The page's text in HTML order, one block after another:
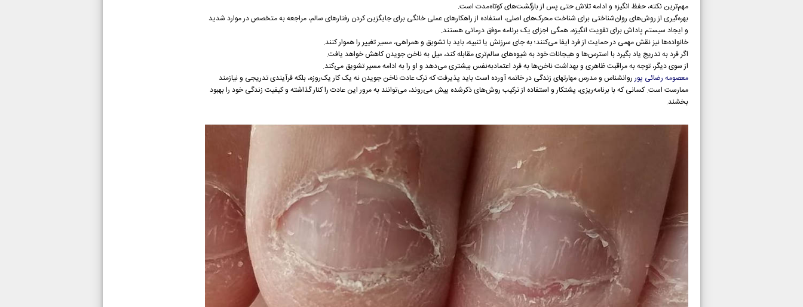
مهم‌ترین نکته، حفظ انگیزه و ادامه تلاش حتی پس از بازگشت‌های کوتاه‌مدت است.
بهره‌گیری از روش‌های روان‌شناختی برای شناخت محرک‌های اصلی، استفاده از راهکارهای عملی خانگی برای جایگزین کردن رفتارهای سالم، مراجعه به متخصص در موارد شدید
و ایجاد سیستم پاداش برای تقویت انگیزه، همگی اجزای یک برنامه موفق درمانی هستند.
خانواده‌ها نیز نقش مهمی در حمایت از فرد ایفا می‌کنند؛ به جای سرزنش یا تنبیه، باید با تشویق و همراهی، مسیر تغییر را هموار کنند.
اگر فرد به تدریج یاد بگیرد با استرس‌ها و هیجانات خود به شیوه‌های سالم‌تری مقابله کند، میل به ناخن جویدن کاهش خواهد یافت.
از سوی دیگر، توجه به مراقبت ظاهری و بهداشت ناخن‌ها به فرد اعتمادبه‌نفس بیشتری می‌دهد و او را به ادامه مسیر تشویق می‌کند.
معصومه رضائی پورروانشناس و مدرس مهارتهای زندگی در خاتمه آورده است باید پذیرفت که ترک عادت ناخن جویدن نه یک کار یک‌روزه، بلکه فرآیندی تدریجی و نیازمند
ممارست است. کسانی که با برنامه‌ریزی، پشتکار و استفاده از ترکیب روش‌های ذکرشده پیش می‌روند، می‌توانند به مرور این عادت را کنار گذاشته و کیفیت زندگی خود را بهبود
بخشند.